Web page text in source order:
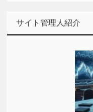
サイト管理人紹介